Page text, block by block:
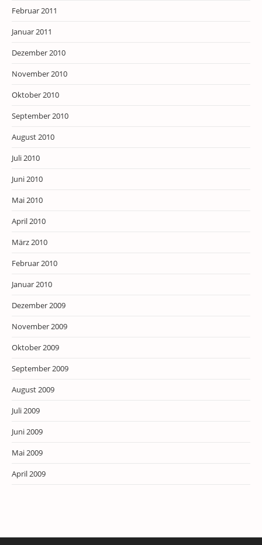
Februar 2011
Januar 2011
Dezember 2010
November 2010
Oktober 2010
September 2010
August 2010
Juli 2010
Juni 2010
Mai 2010
April 2010
März 2010
Februar 2010
Januar 2010
Dezember 2009
November 2009
Oktober 2009
September 2009
August 2009
Juli 2009
Juni 2009
Mai 2009
April 2009